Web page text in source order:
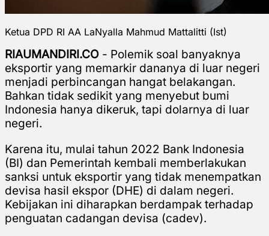
Ketua DPD RI AA LaNyalla Mahmud Mattalitti (Ist)
RIAUMANDIRI.CO - Polemik soal banyaknya
eksportir yang memarkir dananya di luar negeri
menjadi perbincangan hangat belakangan.
Bahkan tidak sedikit yang menyebut bumi
Indonesia hanya dikeruk, tapi dolarnya di luar
negeri.
Karena itu, mulai tahun 2022 Bank Indonesia
(BI) dan Pemerintah kembali memberlakukan
sanksi untuk eksportir yang tidak menempatkan
devisa hasil ekspor (DHE) di dalam negeri.
Kebijakan ini diharapkan berdampak terhadap
penguatan cadangan devisa (cadev).